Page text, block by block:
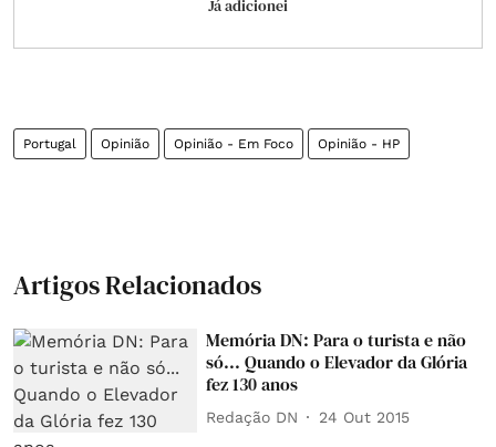
Já adicionei
Portugal Opinião Opinião - Em Foco Opinião - HP
Artigos Relacionados
Memória DN: Para o turista e não
só... Quando o Elevador da Glória
fez 130 anos
Redação DN 24 Out 2015